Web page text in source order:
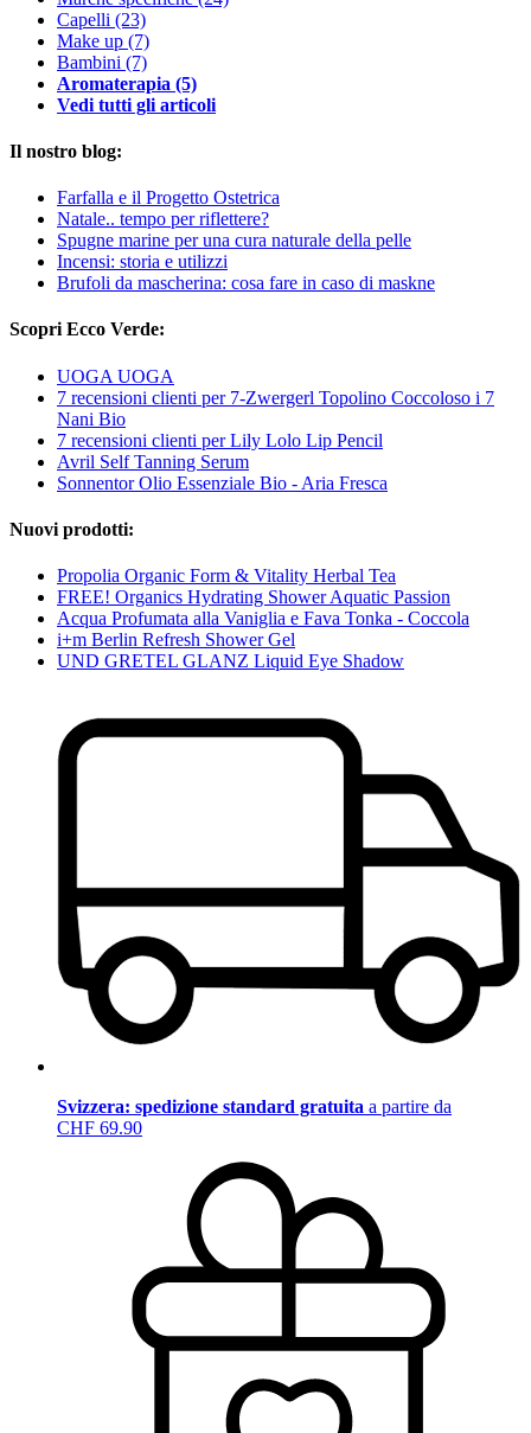
Capelli (23)
Make up (7)
Bambini (7)
Aromaterapia (5)
Vedi tutti gli articoli
Il nostro blog:
Farfalla e il Progetto Ostetrica
Natale.. tempo per riflettere?
Spugne marine per una cura naturale della pelle
Incensi: storia e utilizzi
Brufoli da mascherina: cosa fare in caso di maskne
Scopri Ecco Verde:
UOGA UOGA
7 recensioni clienti per 7-Zwergerl Topolino Coccoloso i 7
Nani Bio
7 recensioni clienti per Lily Lolo Lip Pencil
Avril Self Tanning Serum
Sonnentor Olio Essenziale Bio - Aria Fresca
Nuovi prodotti:
Propolia Organic Form & Vitality Herbal Tea
FREE! Organics Hydrating Shower Aquatic Passion
Acqua Profumata alla Vaniglia e Fava Tonka - Coccola
i+m Berlin Refresh Shower Gel
UND GRETEL GLANZ Liquid Eye Shadow
Svizzera: spedizione standard gratuita a partire da
CHF 69.90